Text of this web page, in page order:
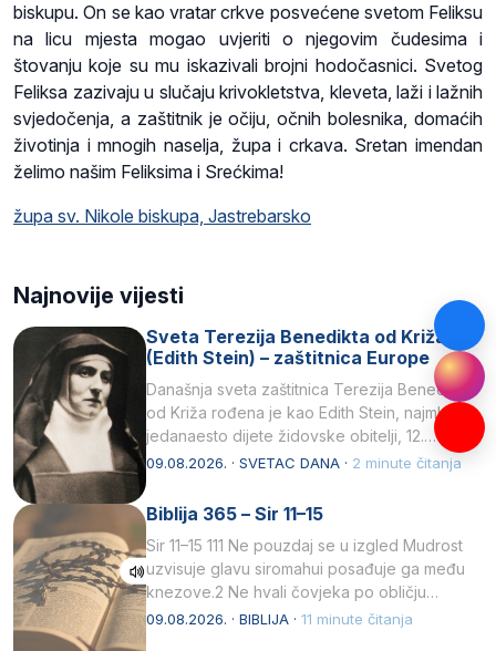
biskupu. On se kao vratar crkve posvećene svetom Feliksu
na licu mjesta mogao uvjeriti o njegovim čudesima i
štovanju koje su mu iskazivali brojni hodočasnici. Svetog
Feliksa zazivaju u slučaju krivokletstva, kleveta, laži i lažnih
svjedočenja, a zaštitnik je očiju, očnih bolesnika, domaćih
životinja i mnogih naselja, župa i crkava. Sretan imendan
želimo našim Feliksima i Srećkima!
župa sv. Nikole biskupa, Jastrebarsko
Najnovije vijesti
Sveta Terezija Benedikta od Križa
(Edith Stein) – zaštitnica Europe
Današnja sveta zaštitnica Terezija Benedikta
od Križa rođena je kao Edith Stein, najmlađe,
jedanaesto dijete židovske obitelji, 12.
listopada 1891, u Wrocławu…
09.08.2026. · SVETAC DANA · 2 minute čitanja
Biblija 365 – Sir 11–15
Sir 11–15 111 Ne pouzdaj se u izgled Mudrost
uzvisuje glavu siromahui posađuje ga među
knezove.2 Ne hvali čovjeka po obličju
njegovui…
09.08.2026. · BIBLIJA · 11 minute čitanja